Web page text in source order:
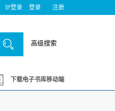
IP登录 登录 注册
高级搜索
下载电子书库移动端